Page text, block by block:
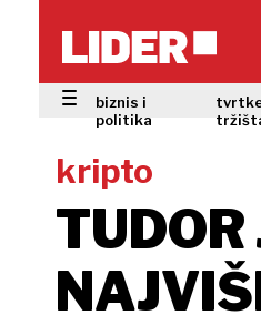
biznis i
politika
kripto
TUDOR